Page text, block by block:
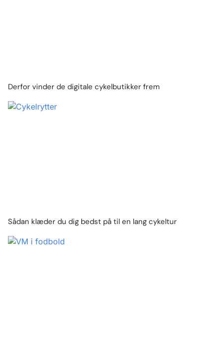
Derfor vinder de digitale cykelbutikker frem
Sådan klæder du dig bedst på til en lang cykeltur